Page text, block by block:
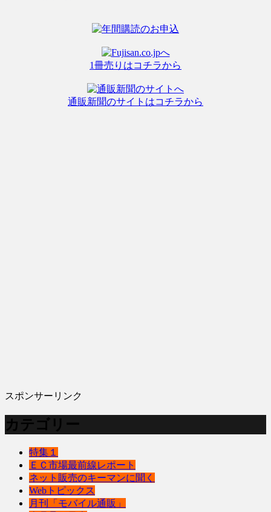
1冊売りはコチラから
通販新聞のサイトはコチラから
スポンサーリンク
カテゴリー
特集１
ＥＣ市場最前線レポート
ネット販売のキーマンに聞く
Webトピックス
月刊「モバイル通販」